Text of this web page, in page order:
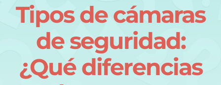
Tipos de cámaras
de seguridad:
¿Qué diferencias